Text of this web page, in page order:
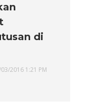
di
2016 1:21 PM